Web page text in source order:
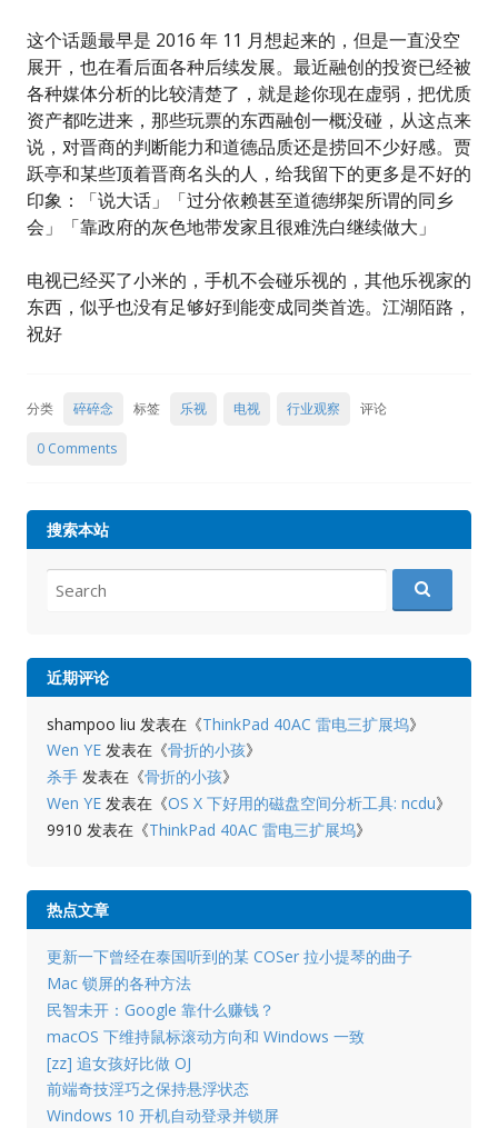
这个话题最早是 2016 年 11 月想起来的，但是一直没空
展开，也在看后面各种后续发展。最近融创的投资已经被
各种媒体分析的比较清楚了，就是趁你现在虚弱，把优质
资产都吃进来，那些玩票的东西融创一概没碰，从这点来
说，对晋商的判断能力和道德品质还是捞回不少好感。贾
跃亭和某些顶着晋商名头的人，给我留下的更多是不好的
印象：「说大话」「过分依赖甚至道德绑架所谓的同乡
会」「靠政府的灰色地带发家且很难洗白继续做大」
电视已经买了小米的，手机不会碰乐视的，其他乐视家的
东西，似乎也没有足够好到能变成同类首选。江湖陌路，
祝好
分类 碎碎念 标签 乐视 电视 行业观察 评论
0 Comments
搜索本站
for:
近期评论
shampoo liu 发表在《ThinkPad 40AC 雷电三扩展坞》
Wen YE发表在《骨折的小孩》
杀手发表在《骨折的小孩》
Wen YE发表在《OS X 下好用的磁盘空间分析工具: ncdu》
9910 发表在《ThinkPad 40AC 雷电三扩展坞》
热点文章
更新一下曾经在泰国听到的某 COSer 拉小提琴的曲子
Mac 锁屏的各种方法
民智未开：Google 靠什么赚钱？
macOS 下维持鼠标滚动方向和 Windows 一致
[zz] 追女孩好比做 OJ
前端奇技淫巧之保持悬浮状态
Windows 10 开机自动登录并锁屏